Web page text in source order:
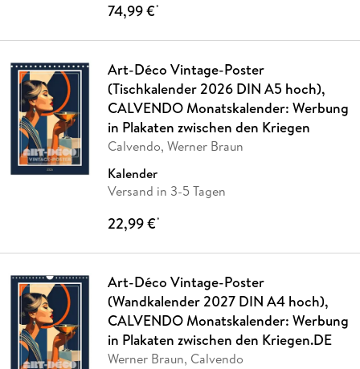
74,99 €*
Art-Déco Vintage-Poster
(Tischkalender 2026 DIN A5 hoch),
CALVENDO Monatskalender: Werbung
in Plakaten zwischen den Kriegen
Calvendo, Werner Braun
Kalender
Versand in 3-5 Tagen
22,99 €*
Art-Déco Vintage-Poster
(Wandkalender 2027 DIN A4 hoch),
CALVENDO Monatskalender: Werbung
in Plakaten zwischen den Kriegen.DE
Werner Braun, Calvendo